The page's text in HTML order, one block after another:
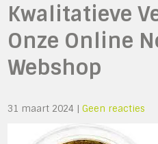
Kwalitatieve
Onze Online
Webshop
31 maart 2024 |Geen reacties